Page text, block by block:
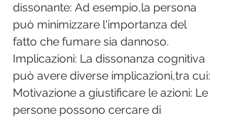
dissonante: Ad esempio,la persona
può minimizzare l'importanza del
fatto che fumare sia dannoso.
Implicazioni: La dissonanza cognitiva
può avere diverse implicazioni,tra cui:
Motivazione a giustificare le azioni: Le
persone possono cercare di